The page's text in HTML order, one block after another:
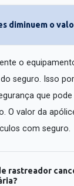
diminuem o
o
seguro. Isso
que
O valor da
com seguro.
rastreador